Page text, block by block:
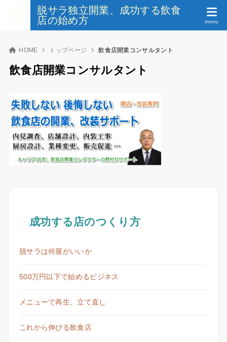
脱サラ独立開業、成功する飲食
店の始め方
HOME トップページ 飲食店開業コンサルタント
飲食店開業コンサルタント
成功する店のつくり方
脱サラは何屋がいいか
500万円以下で始めるビジネス
メニューで再生、立て直し
これから伸びる飲食店